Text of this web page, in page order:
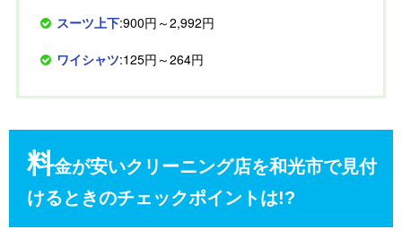
スーツ上下:900円～2,992円
ワイシャツ:125円～264円
料金が安いクリーニング店を和光市で見付
けるときのチェックポイントは!?